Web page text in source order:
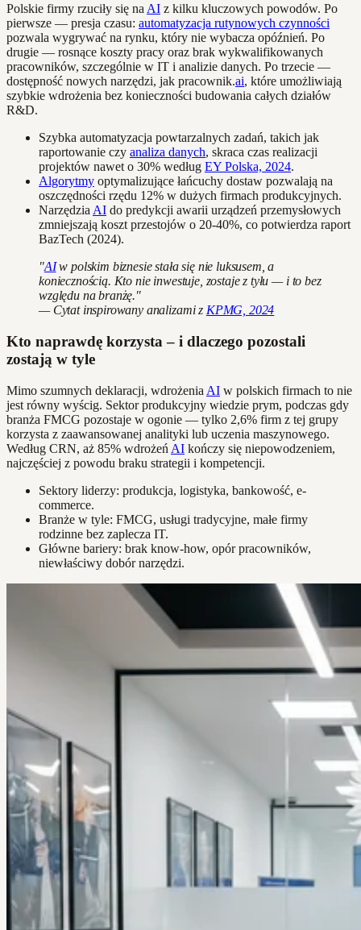
Polskie firmy rzuciły się na AI z kilku kluczowych powodów. Po
pierwsze — presja czasu: automatyzacja rutynowych czynności
pozwala wygrywać na rynku, który nie wybacza opóźnień. Po
drugie — rosnące koszty pracy oraz brak wykwalifikowanych
pracowników, szczególnie w IT i analizie danych. Po trzecie —
dostępność nowych narzędzi, jak pracownik.ai, które umożliwiają
szybkie wdrożenia bez konieczności budowania całych działów
R&D.
Szybka automatyzacja powtarzalnych zadań, takich jak
raportowanie czy analiza danych, skraca czas realizacji
projektów nawet o 30% według EY Polska, 2024.
Algorytmy optymalizujące łańcuchy dostaw pozwalają na
oszczędności rzędu 12% w dużych firmach produkcyjnych.
Narzędzia AI do predykcji awarii urządzeń przemysłowych
zmniejszają koszt przestojów o 20-40%, co potwierdza raport
BazTech (2024).
"AIw polskim biznesie stała się nie luksusem, a
koniecznością. Kto nie inwestuje, zostaje z tyłu — i to bez
względu na branżę."
— Cytat inspirowany analizami z KPMG, 2024
Kto naprawdę korzysta – i dlaczego pozostali
zostają w tyle
Mimo szumnych deklaracji, wdrożenia AI w polskich firmach to nie
jest równy wyścig. Sektor produkcyjny wiedzie prym, podczas gdy
branża FMCG pozostaje w ogonie — tylko 2,6% firm z tej grupy
korzysta z zaawansowanej analityki lub uczenia maszynowego.
Według CRN, aż 85% wdrożeń AI kończy się niepowodzeniem,
najczęściej z powodu braku strategii i kompetencji.
Sektory liderzy: produkcja, logistyka, bankowość, e-
commerce.
Branże w tyle: FMCG, usługi tradycyjne, małe firmy
rodzinne bez zaplecza IT.
Główne bariery: brak know-how, opór pracowników,
niewłaściwy dobór narzędzi.